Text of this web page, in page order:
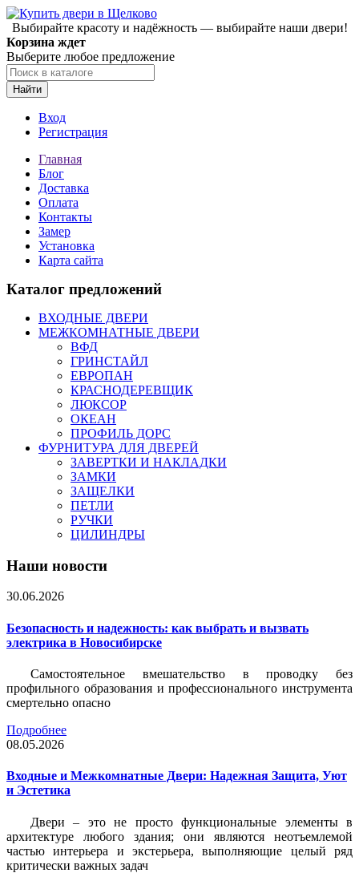
Выбирайте красоту и надёжность — выбирайте наши двери!
Корзина ждет
Выберите любое предложение
Найти
Вход
Регистрация
Главная
Блог
Доставка
Оплата
Контакты
Замер
Установка
Карта сайта
Каталог предложений
ВХОДНЫЕ ДВЕРИ
МЕЖКОМНАТНЫЕ ДВЕРИ
ВФД
ГРИНСТАЙЛ
ЕВРОПАН
КРАСНОДЕРЕВЩИК
ЛЮКСОР
ОКЕАН
ПРОФИЛЬ ДОРС
ФУРНИТУРА ДЛЯ ДВЕРЕЙ
ЗАВЕРТКИ И НАКЛАДКИ
ЗАМКИ
ЗАЩЕЛКИ
ПЕТЛИ
РУЧКИ
ЦИЛИНДРЫ
Наши новости
30.06.2026
Безопасность и надежность: как выбрать и вызвать
электрика в Новосибирске
Самостоятельное вмешательство в проводку без
профильного образования и профессионального инструмента
смертельно опасно
Подробнее
08.05.2026
Входные и Межкомнатные Двери: Надежная Защита, Уют
и Эстетика
Двери – это не просто функциональные элементы в
архитектуре любого здания; они являются неотъемлемой
частью интерьера и экстерьера, выполняющие целый ряд
критически важных задач